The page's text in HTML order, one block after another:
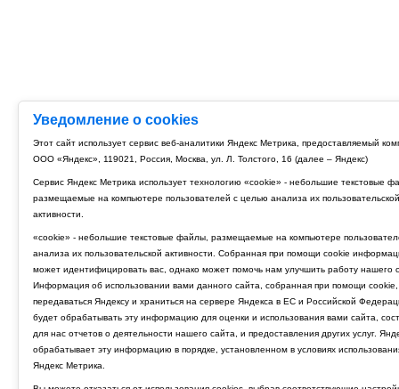
Уведомление о cookies
Этот сайт использует сервис веб-аналитики Яндекс Метрика, предоставляемый
ООО «Яндекс», 119021, Россия, Москва, ул. Л. Толстого, 16 (далее – Яндекс)
Сервис Яндекс Метрика использует технологию «cookie» - небольшие текстовые
размещаемые на компьютере пользователей с целью анализа их пользовательской
активности.
«cookie» - небольшие текстовые файлы, размещаемые на компьютере
анализа их пользовательской активности. Собранная при помощи cookie
может идентифицировать вас, однако может помочь нам улучшить работу нашего
Информация об использовании вами данного сайта, собранная при помощи cookie,
передаваться Яндексу и храниться на сервере Яндекса в ЕС и Российской
будет обрабатывать эту информацию для оценки и использования вами сайта,
для нас отчетов о деятельности нашего сайта, и предоставления других услуг.
обрабатывает эту информацию в порядке, установленном в условиях
Яндекс Метрика.